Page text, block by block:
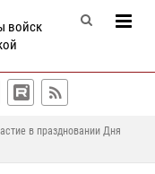
войск
в праздновании Дня